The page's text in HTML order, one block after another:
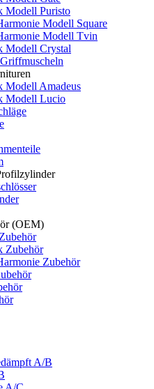
Modell Puristo
Modell Square
Modell Tvin
Modell Crystal
Modell Amadeus
Modell Lucio
(OEM)
Zubehör
Zubehör
A/B